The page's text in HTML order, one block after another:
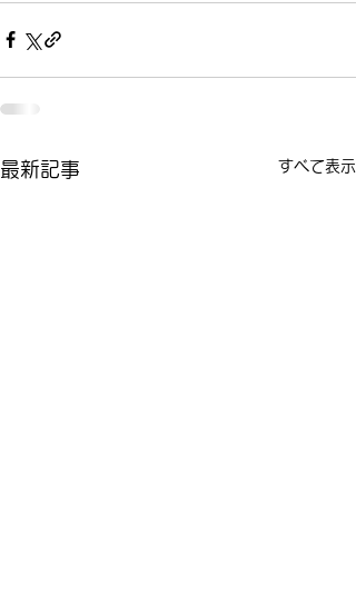
最新記事 すべて表示